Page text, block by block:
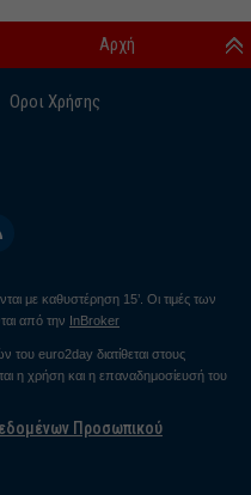
Οροι Χρήσης
Αρχή
με καθυστέρηση 15’. Οι τιμές των
από την InBroker
euro2day διατίθεται στους
η χρήση και η επαναδημοσίευσή του
Προσωπικού